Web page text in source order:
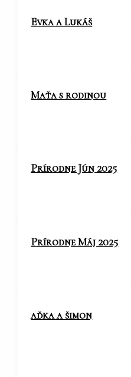
Evka a Lukáš
Maťa s rodinou
Prírodne Jún 2025
Prírodne Máj 2025
aďka a šimon